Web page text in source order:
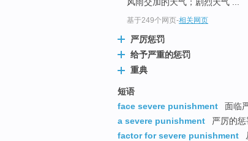
基于249个网页-相关网页
严厉惩罚
给予严重的惩罚
重典
短语
face severe punishment
面临
a severe punishment
严厉的惩
factor for severe punishment